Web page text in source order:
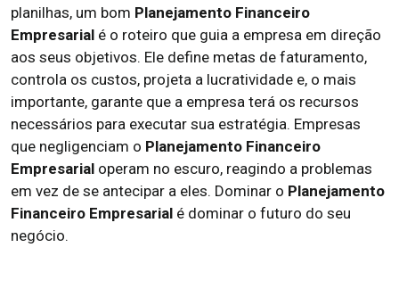
planilhas, um bom Planejamento Financeiro
Empresarial é o roteiro que guia a empresa em direção
aos seus objetivos. Ele define metas de faturamento,
controla os custos, projeta a lucratividade e, o mais
importante, garante que a empresa terá os recursos
necessários para executar sua estratégia. Empresas
que negligenciam o Planejamento Financeiro
Empresarial operam no escuro, reagindo a problemas
em vez de se antecipar a eles. Dominar o Planejamento
Financeiro Empresarial é dominar o futuro do seu
negócio.